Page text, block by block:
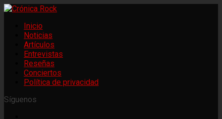
Inicio
Noticias
Artículos
Entrevistas
Reseñas
Conciertos
Política de privacidad
Síguenos